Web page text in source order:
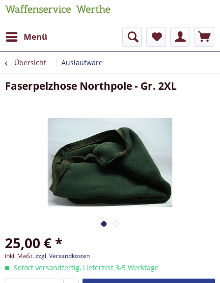
Menü
Übersicht Auslaufware
Faserpelzhose Northpole - Gr. 2XL
25,00 € *
inkl. MwSt.zzgl. Versandkosten
Sofort versandfertig, Lieferzeit 3-5 Werktage